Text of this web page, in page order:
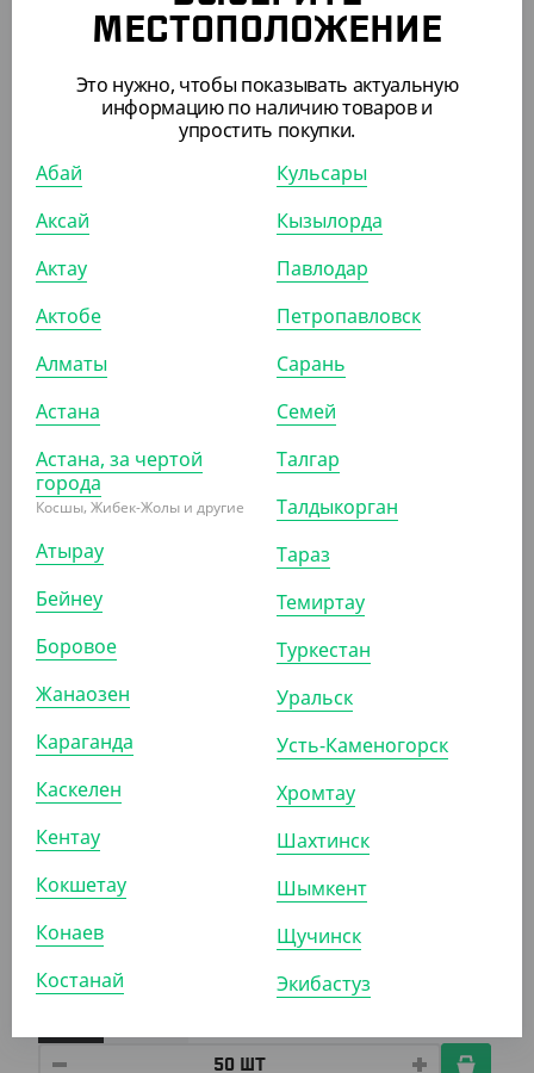
6 380₸
/ШТ)
УП (50)
АРТ. 3301608
1 990₸2 200 ₸
Салатник OpSalad без крышки, 500 мл, DoEco
УП (50)
АРТ. 33018113
-7%
3 804₸
Салатник Eco OpSalad 1000 мл, 200*140*55, черный
внутри
МЕСТОПОЛОЖЕНИЕ
Это нужно, чтобы показывать актуальную
информацию по наличию товаров и
упростить покупки.
Абай
Аксай
Актау
Актобе
Алматы
Астана
Астана, за чертой
города
Косшы, Жибек-Жолы и другие
Атырау
Бейнеу
Боровое
Жанаозен
Караганда
Каскелен
Кентау
Кокшетау
Конаев
Костанай
Кульсары
Кызылорда
Павлодар
Петропавловск
Сарань
Семей
Талгар
Талдыкорган
Тараз
Темиртау
Туркестан
Уральск
Усть-Каменогорск
Хромтау
Шахтинск
Шымкент
Щучинск
Экибастуз